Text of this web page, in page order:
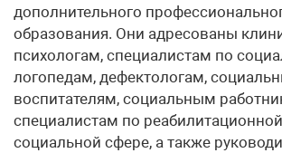
дополнительного
образования. Они адресованы
психологам, специалистам по
логопедам, дефектологам,
воспитателям, социальным
специалистам по
социальной сфере, а также